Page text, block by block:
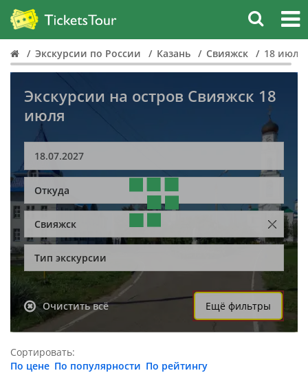
Экскурсии по России Казань Свияжск 18 июля
Экскурсии на остров Свияжск 18
июля
Откуда
Свияжск
Тип экскурсии
Очистить всё Ещё фильтры
Сортировать:
По цене По популярности По рейтингу